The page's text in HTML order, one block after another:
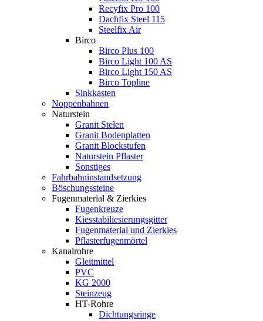
Recyfix Pro 100
Dachfix Steel 115
Steelfix Air
Birco
Birco Plus 100
Birco Light 100 AS
Birco Light 150 AS
Birco Topline
Sinkkasten
Noppenbahnen
Naturstein
Granit Stelen
Granit Bodenplatten
Granit Blockstufen
Naturstein Pflaster
Sonstiges
Fahrbahninstandsetzung
Böschungssteine
Fugenmaterial & Zierkies
Fugenkreuze
Kiesstabiliesierungsgitter
Fugenmaterial und Zierkies
Pflasterfugenmörtel
Kanalrohre
Gleitmittel
PVC
KG 2000
Steinzeug
HT-Rohre
Dichtungsringe